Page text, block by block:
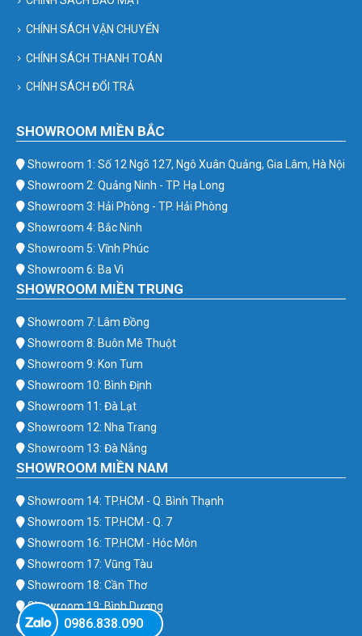
CHÍNH SÁCH VẬN CHUYỂN
CHÍNH SÁCH THANH TOÁN
CHÍNH SÁCH ĐỔI TRẢ
SHOWROOM MIỀN BẮC
Showroom 1: Số 12 Ngõ 127, Ngô Xuân Quảng, Gia Lâm, Hà Nội
Showroom 2: Quảng Ninh - TP. Hạ Long
Showroom 3: Hải Phòng - TP. Hải Phòng
Showroom 4: Bắc Ninh
Showroom 5: Vĩnh Phúc
Showroom 6: Ba Vì
SHOWROOM MIỀN TRUNG
Showroom 7: Lâm Đồng
Showroom 8: Buôn Mê Thuột
Showroom 9: Kon Tum
Showroom 10: Bình Định
Showroom 11: Đà Lạt
Showroom 12: Nha Trang
Showroom 13: Đà Nẵng
SHOWROOM MIỀN NAM
Showroom 14: TP.HCM - Q. Bình Thạnh
Showroom 15: TP.HCM - Q. 7
Showroom 16: TP.HCM - Hóc Môn
Showroom 17: Vũng Tàu
Showroom 18: Cần Thơ
Showroom 19: Bình Dương
Showroom 20: Bình Phước
0986.838.090